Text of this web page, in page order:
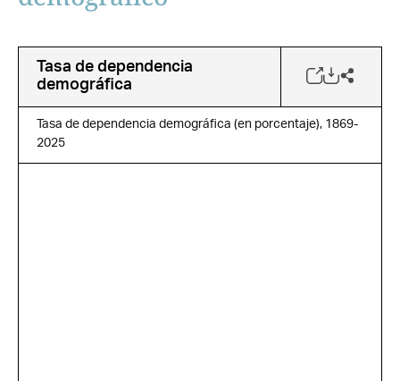
Tasa de dependencia
demográfica
Tasa de dependencia demográfica (en porcentaje), 1869-
2025